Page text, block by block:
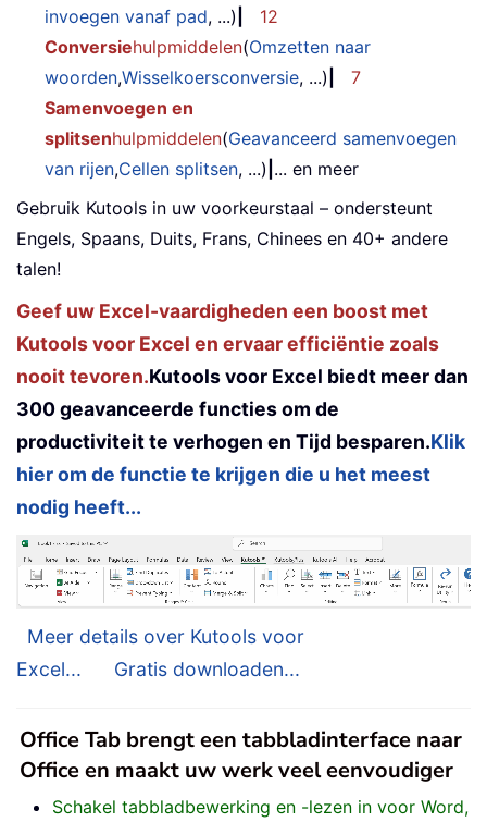
invoegen vanaf pad, ...)
12
Conversiehulpmiddelen(Omzetten naar
woorden,Wisselkoersconversie, ...)
7
Samenvoegen en
splitsenhulpmiddelen(Geavanceerd samenvoegen
van rijen,Cellen splitsen, ...) ... en meer
Gebruik Kutools in uw voorkeurstaal – ondersteunt
Engels, Spaans, Duits, Frans, Chinees en 40+ andere
talen!
Geef uw Excel-vaardigheden een boost met
Kutools voor Excel en ervaar efficiëntie zoals
nooit tevoren.Kutools voor Excel biedt meer dan
300 geavanceerde functies om de
productiviteit te verhogen en Tijd besparen.Klik
hier om de functie te krijgen die u het meest
nodig heeft...
Meer details over Kutools voor
Excel...
Gratis downloaden...
Office Tab brengt een tabbladinterface naar
Office en maakt uw werk veel eenvoudiger
Schakel tabbladbewerking en -lezen in voor Word,